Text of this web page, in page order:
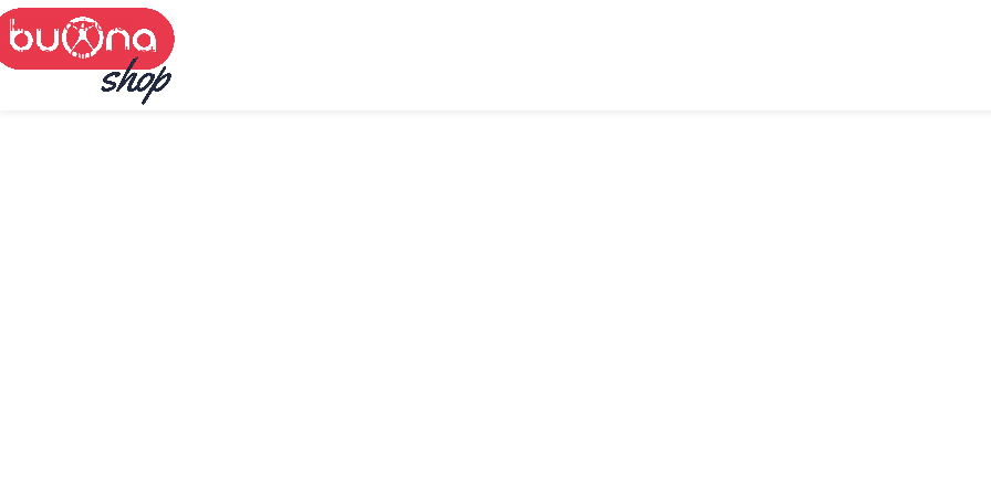
Skip to navigation
Skip to main content